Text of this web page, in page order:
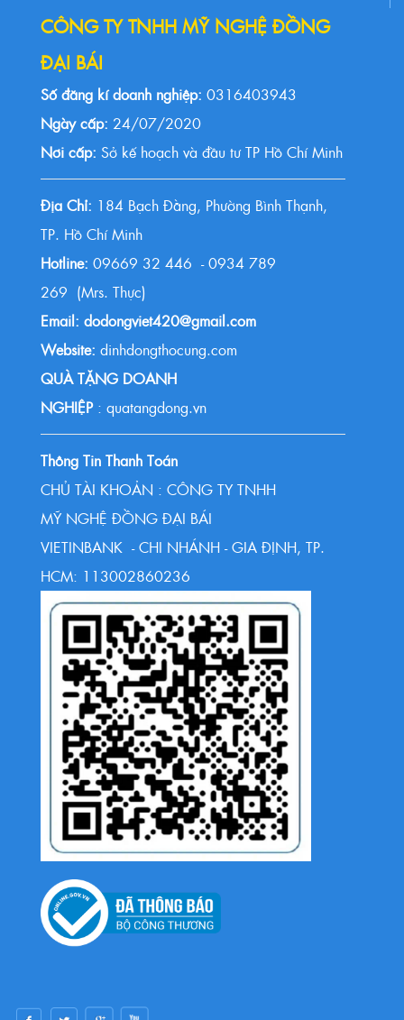
CÔNG TY TNHH MỸ NGHỆ ĐỒNG
ĐẠI BÁI
Số đăng kí doanh nghiệp: 0316403943
Ngày cấp: 24/07/2020
Nơi cấp: Sở kế hoạch và đầu tư TP Hồ Chí Minh
Địa Chỉ: 184 Bạch Đằng, Phường Bình Thạnh,
TP. Hồ Chí Minh
Hotline: 09669 32 446 - 0934 789
269 (Mrs. Thực)
Email: dodongviet420@gmail.com
Website: dinhdongthocung.com
QUÀ TẶNG DOANH
NGHIỆP : quatangdong.vn
Thông Tin Thanh Toán
CHỦ TÀI KHOẢN : CÔNG TY TNHH
MỸ NGHỆ ĐỒNG ĐẠI BÁI
VIETINBANK - CHI NHÁNH - GIA ĐỊNH, TP.
HCM: 113002860236